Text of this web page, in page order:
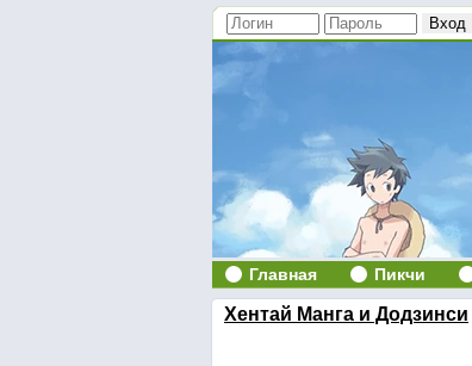
Главная Пикчи
Хентай Манга и Додзинси